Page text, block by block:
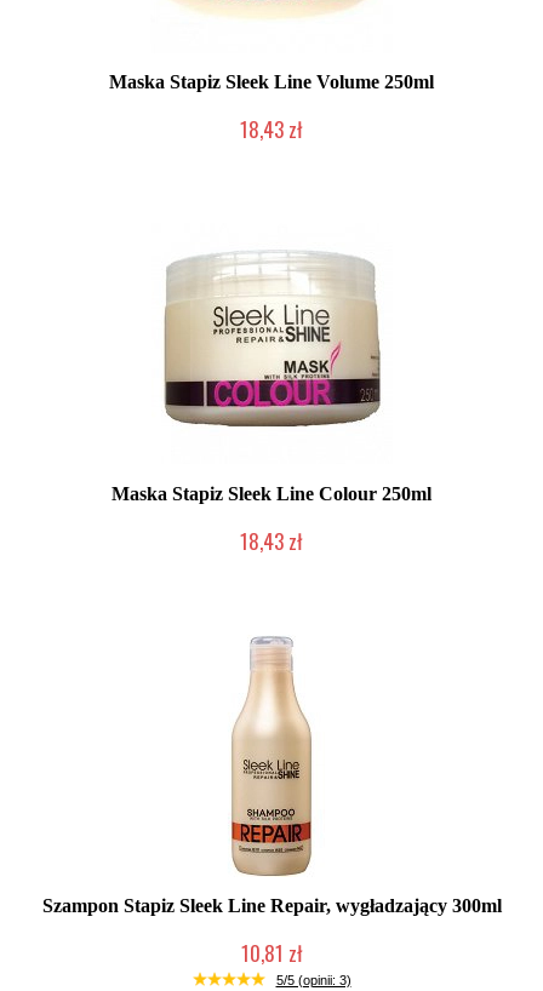
Maska Stapiz Sleek Line Volume 250ml
18,43 zł
Maska Stapiz Sleek Line Colour 250ml
18,43 zł
Szampon Stapiz Sleek Line Repair, wygładzający 300ml
10,81 zł
Duża ilość (wysyłka w 24h)
5/5 (opinii: 3)